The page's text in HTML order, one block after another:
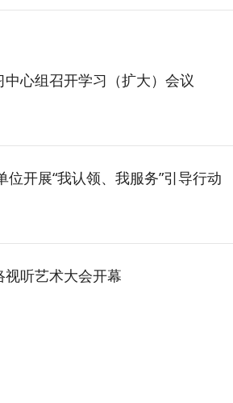
心组召开学习（扩大）会议
位开展“我认领、我服务”引导行动
视听艺术大会开幕